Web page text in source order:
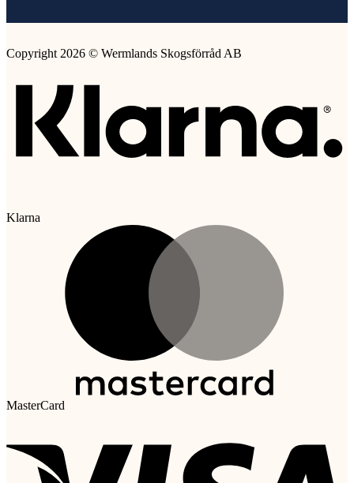
Copyright 2026 © Wermlands Skogsförråd AB
Klarna
MasterCard